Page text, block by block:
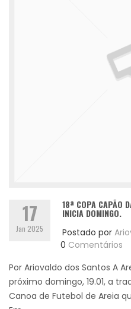
17
Jan 2025
18ª COPA CAPÃO
INICIA DOMINGO.
Postado por
0 Comentários
Por Ariovaldo dos Santos A
próximo domingo, 19.01, a
Canoa de Futebol de Areia